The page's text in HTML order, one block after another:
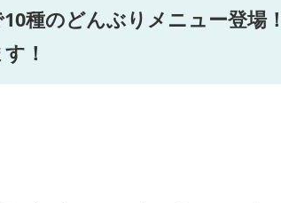
種のどんぶりメニュー登場
！